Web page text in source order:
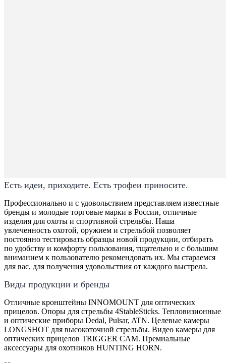
Есть идеи, приходите. Есть трофеи приносите.
Профессионально и с удовольствием представляем известные
бренды и молодые торговые марки в России, отличные
изделия для охоты и спортивной стрельбы. Наша
увлеченность охотой, оружием и стрельбой позволяет
постоянно тестировать образцы новой продукции, отбирать
по удобству и комфорту пользования, тщательно и с большим
вниманием к пользователю рекомендовать их. Мы стараемся
для вас, для получения удовольствия от каждого выстрела.
Виды продукции и бренды
Отличные кронштейны INNOMOUNT для оптических
прицелов. Опоры для стрельбы 4StableSticks. Тепловизионные
и оптические приборы Dedal, Pulsar, ATN. Целевые камеры
LONGSHOT для высокоточной стрельбы. Видео камеры для
оптических прицелов TRIGGER CAM. Премиальные
аксессуары для охотников HUNTING HORN.